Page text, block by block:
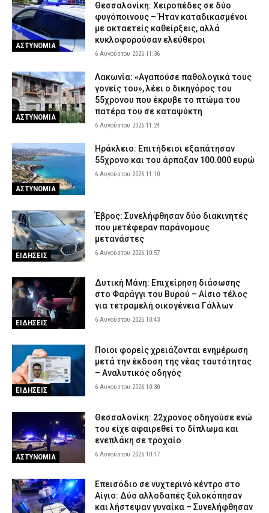
ΑΣΤΥΝΟΜΙΑ
Θεσσαλονίκη: Χειροπέδες σε δύο
φυγόποινους – Ήταν καταδικασμένοι
με οκταετείς καθείρξεις, αλλά
κυκλοφορούσαν ελεύθεροι
6 Αυγούστου 2026 11:36
ΑΣΤΥΝΟΜΙΑ
Λακωνία: «Αγαπούσε παθολογικά τους
γονείς του», λέει ο δικηγόρος του
55χρονου που έκρυβε το πτώμα του
πατέρα του σε καταψύκτη
6 Αυγούστου 2026 11:24
ΑΣΤΥΝΟΜΙΑ
Ηράκλειο: Επιτήδειοι εξαπάτησαν
55χρονο και του άρπαξαν 100.000 ευρώ
6 Αυγούστου 2026 11:10
ΕΙΔΗΣΕΙΣ
Έβρος: Συνελήφθησαν δύο διακινητές
που μετέφεραν παράνομους
μετανάστες
6 Αυγούστου 2026 10:57
ΕΙΔΗΣΕΙΣ
Δυτική Μάνη: Επιχείρηση διάσωσης
στο Φαράγγι του Βυρού – Αίσιο τέλος
για τετραμελή οικογένεια Γάλλων
6 Αυγούστου 2026 10:43
ΕΙΔΗΣΕΙΣ
Ποιοι φορείς χρειάζονται ενημέρωση
μετά την έκδοση της νέας ταυτότητας
– Αναλυτικός οδηγός
6 Αυγούστου 2026 10:30
ΑΣΤΥΝΟΜΙΑ
Θεσσαλονίκη: 22χρονος οδηγούσε ενώ
του είχε αφαιρεθεί το δίπλωμα και
ενεπλάκη σε τροχαίο
6 Αυγούστου 2026 10:17
Επεισόδιο σε νυχτερινό κέντρο στο
Αίγιο: Δύο αλλοδαπές ξυλοκόπησαν
και λήστεψαν γυναίκα – Συνελήφθησαν